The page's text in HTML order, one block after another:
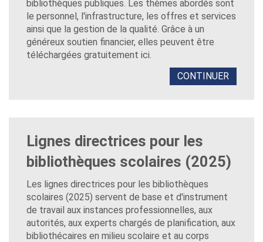
bibliothèques publiques. Les thèmes abordés sont
le personnel, l'infrastructure, les offres et services
ainsi que la gestion de la qualité. Grâce à un
généreux soutien financier, elles peuvent être
téléchargées gratuitement ici.
CONTINUER
Lignes directrices pour les
bibliothèques scolaires (2025)
Les lignes directrices pour les bibliothèques
scolaires (2025) servent de base et d'instrument
de travail aux instances professionnelles, aux
autorités, aux experts chargés de planification, aux
bibliothécaires en milieu scolaire et au corps